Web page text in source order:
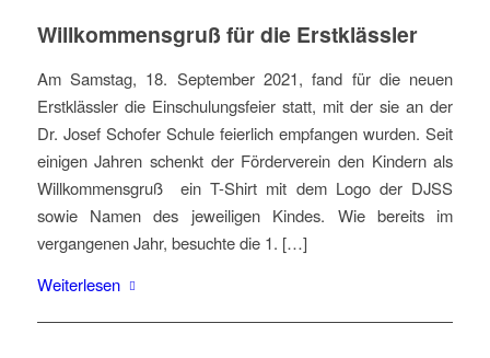
Willkommensgruß für die Erstklässler
Am Samstag, 18. September 2021, fand für die neuen
Erstklässler die Einschulungsfeier statt, mit der sie an der
Dr. Josef Schofer Schule feierlich empfangen wurden. Seit
einigen Jahren schenkt der Förderverein den Kindern als
Willkommensgruß ein T-Shirt mit dem Logo der DJSS
sowie Namen des jeweiligen Kindes. Wie bereits im
vergangenen Jahr, besuchte die 1. […]
Weiterlesen